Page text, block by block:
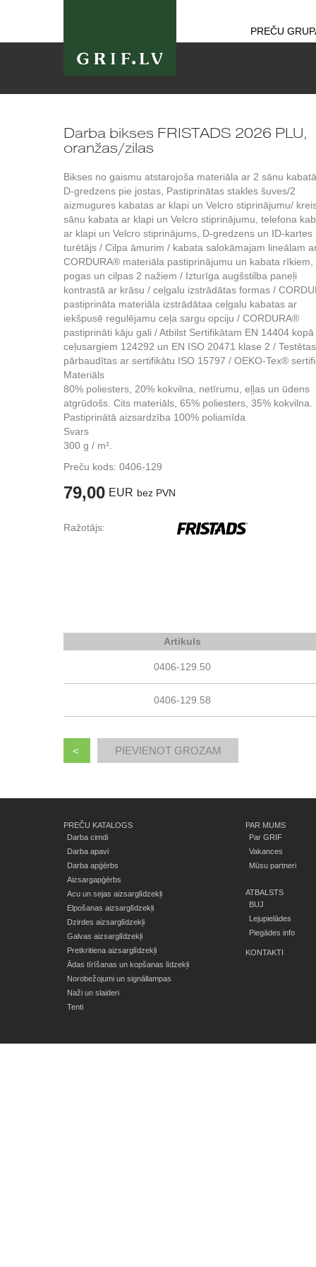
PREČU
Darba bikses FRISTADS 2026 PLU,
oranžas/zilas
Bikses no gaismu atstarojoša materiāla ar 2 sānu
D-gredzens pie jostas, Pastiprinātas stakles šuves/2
aizmugures kabatas ar klapi un Velcro stiprinājumu/
sānu kabata ar klapi un Velcro stiprinājumu, telefona
ar klapi un Velcro stiprinājums, D-gredzens un ID-kartes
turētājs / Cilpa āmurim / kabata salokāmajam lineālam
CORDURA® materiāla pastiprinājumu un kabata rīkiem,
pogas un cilpas 2 nažiem / Izturīga augšstilba paneļi
kontrastā ar krāsu / ceļgalu izstrādātas formas /
pastiprināta materiāla izstrādātaa ceļgalu kabatas ar
iekšpusē regulējamu ceļa sargu opciju / CORDURA®
pastiprināti kāju gali / Atbilst Sertifikātam EN 14404
ceļusargiem 124292 un EN ISO 20471 klase 2 /
pārbaudītas ar sertifikātu ISO 15797 / OEKO-Tex®
Materiāls
80% poliesters, 20% kokvilna, netīrumu, eļļas un ūdens
atgrūdošs. Cits materiāls, 65% poliesters, 35% kokvilna.
Pastiprinātā aizsardzība 100% poliamīda
Svars
300 g / m².
Preču kods: 0406-129
79,00 EUR bez PVN
Ražotājs:
Artikuls
0406-129.50
0406-129.58
<
PREČU KATALOGS
Darba cimdi
Darba apavi
Darba apģērbs
Aizsargapģērbs
Acu un sejas aizsarglīdzekļi
Elpošanas aizsarglīdzekļi
Dzirdes aizsarglīdzekļi
Galvas aizsarglīdzekļi
Pretkritiena aizsarglīdzekļi
Ādas tīrīšanas un kopšanas līdzekļi
Norobežojumi un signāllampas
Naži un slaideri
Tenti
PAR MUMS
Par GRIF
Vakances
Mūsu partneri
ATBALSTS
BUJ
Lejupielādes
Piegādes info
KONTAKTI